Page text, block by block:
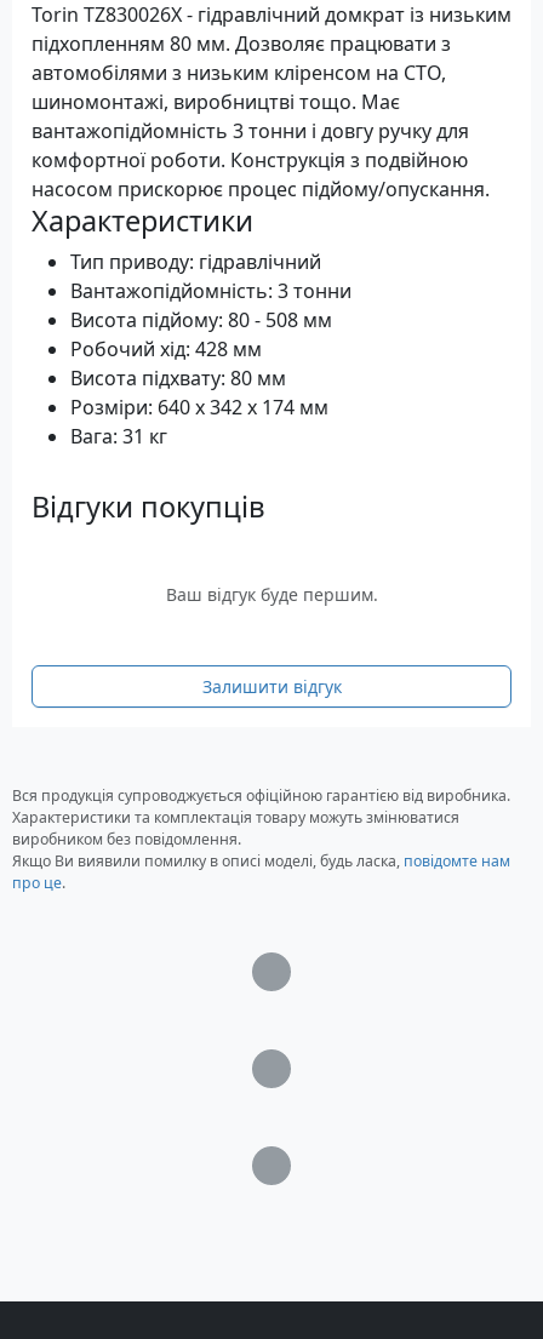
Torin TZ830026X - гідравлічний домкрат із низьким
підхопленням 80 мм. Дозволяє працювати з
автомобілями з низьким кліренсом на СТО,
шиномонтажі, виробництві тощо. Має
вантажопідйомність 3 тонни і довгу ручку для
комфортної роботи. Конструкція з подвійною
насосом прискорює процес підйому/опускання.
Характеристики
Тип приводу: гідравлічний
Вантажопідйомність: 3 тонни
Висота підйому: 80 - 508 мм
Робочий хід: 428 мм
Висота підхвату: 80 мм
Розміри: 640 x 342 x 174 мм
Вага: 31 кг
Відгуки покупців
Ваш відгук буде першим.
Залишити відгук
Вся продукція супроводжується офіційною гарантією від виробника.
Характеристики та комплектація товару можуть змінюватися
виробником без повідомлення.
Якщо Ви виявили помилку в описі моделі, будь ласка, повідомте нам
про це.
Загрузка...
Загрузка...
Загрузка...